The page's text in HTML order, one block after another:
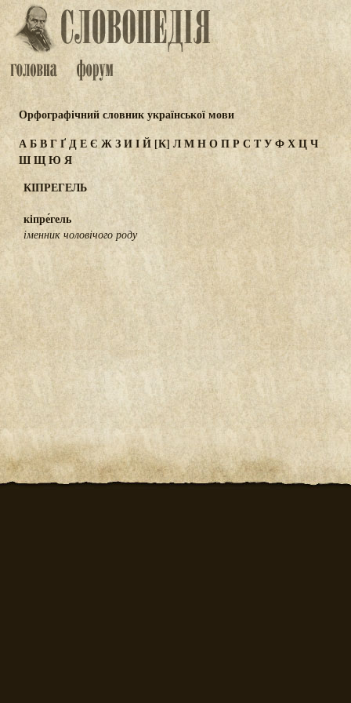
Орфографічний словник української мови
АБВГҐДЕЄ ЖЗИІЙ [К] ЛМНОПР СТУФХЦЧ
ШЩЮЯ
КІПРЕГЕЛЬ
кіпре́гель
іменник чоловічого роду